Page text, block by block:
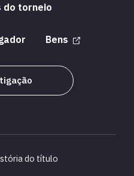
do torneio
Bens
do título